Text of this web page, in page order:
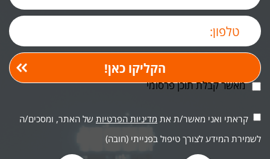
מאשר קבלת תוכן פרסומי
קראתי ואני מאשר/ת את מדיניות הפרטיות של האתר, ומסכים/ה
לשמירת המידע לצורך טיפול בפנייתי (חובה)